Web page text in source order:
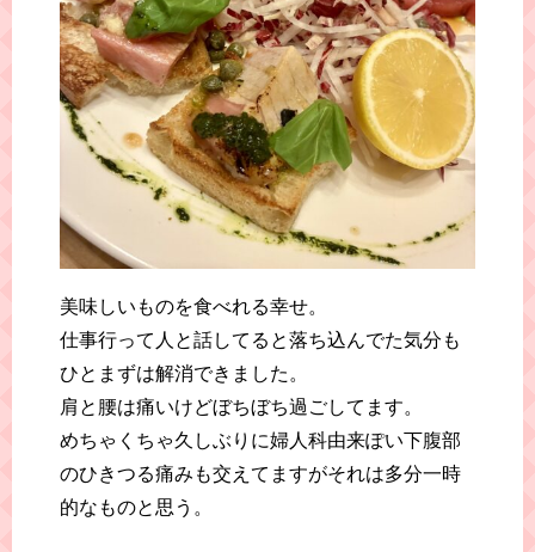
美味しいものを食べれる幸せ。
仕事行って人と話してると落ち込んでた気分も
ひとまずは解消できました。
肩と腰は痛いけどぼちぼち過ごしてます。
めちゃくちゃ久しぶりに婦人科由来ぽい下腹部
のひきつる痛みも交えてますがそれは多分一時
的なものと思う。